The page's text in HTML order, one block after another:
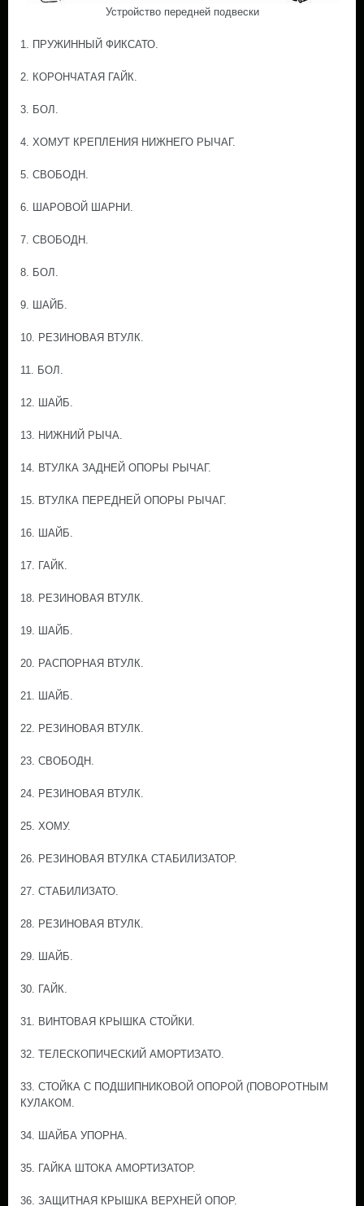
Устройство передней подвески
1. ПРУЖИННЫЙ ФИКСАТО.
2. КОРОНЧАТАЯ ГАЙК.
3. БОЛ.
4. ХОМУТ КРЕПЛЕНИЯ НИЖНЕГО РЫЧАГ.
5. СВОБОДН.
6. ШАРОВОЙ ШАРНИ.
7. СВОБОДН.
8. БОЛ.
9. ШАЙБ.
10. РЕЗИНОВАЯ ВТУЛК.
11. БОЛ.
12. ШАЙБ.
13. НИЖНИЙ РЫЧА.
14. ВТУЛКА ЗАДНЕЙ ОПОРЫ РЫЧАГ.
15. ВТУЛКА ПЕРЕДНЕЙ ОПОРЫ РЫЧАГ.
16. ШАЙБ.
17. ГАЙК.
18. РЕЗИНОВАЯ ВТУЛК.
19. ШАЙБ.
20. РАСПОРНАЯ ВТУЛК.
21. ШАЙБ.
22. РЕЗИНОВАЯ ВТУЛК.
23. СВОБОДН.
24. РЕЗИНОВАЯ ВТУЛК.
25. ХОМУ.
26. РЕЗИНОВАЯ ВТУЛКА СТАБИЛИЗАТОР.
27. СТАБИЛИЗАТО.
28. РЕЗИНОВАЯ ВТУЛК.
29. ШАЙБ.
30. ГАЙК.
31. ВИНТОВАЯ КРЫШКА СТОЙКИ.
32. ТЕЛЕСКОПИЧЕСКИЙ АМОРТИЗАТО.
33. СТОЙКА С ПОДШИПНИКОВОЙ ОПОРОЙ (ПОВОРОТНЫМ
КУЛАКОМ.
34. ШАЙБА УПОРНА.
35. ГАЙКА ШТОКА АМОРТИЗАТОР.
36. ЗАЩИТНАЯ КРЫШКА ВЕРХНЕЙ ОПОР.